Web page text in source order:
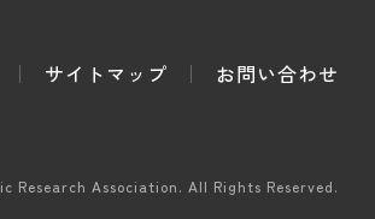
サイトマップ お問い合わせ
Research Association. All Rights Reserved.